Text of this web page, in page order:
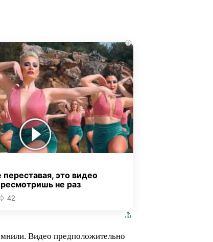
i
переставая, это видео
не раз
42
Видео предположительно